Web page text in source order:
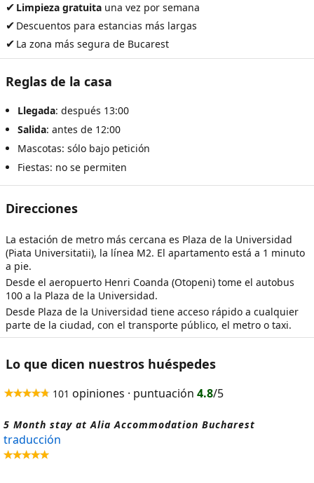
✔ Limpieza gratuita una vez por semana
✔ Descuentos para estancias más largas
✔ La zona más segura de Bucarest
Reglas de la casa
Llegada: después 13:00
Salida: antes de 12:00
Mascotas: sólo bajo petición
Fiestas: no se permiten
Direcciones
La estación de metro más cercana es Plaza de la Universidad
(Piata Universitatii), la línea M2. El apartamento está a 1 minuto
a pie.
Desde el aeropuerto Henri Coanda (Otopeni) tome el autobus
100 a la Plaza de la Universidad.
Desde Plaza de la Universidad tiene acceso rápido a cualquier
parte de la ciudad, con el transporte público, el metro o taxi.
Lo que dicen nuestros huéspedes
101 opiniones · puntuación 4.8/5
5 Month stay at Alia Accommodation Bucharest
traducción